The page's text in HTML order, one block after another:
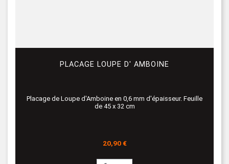
PLACAGE LOUPE D' AMBOINE
Placage de Loupe d'Amboine en 0,6 mm d'épaisseur. Feuille
de 45 x 32 cm
Prix
20,90 €